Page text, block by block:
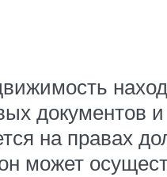
документов
на правах
может